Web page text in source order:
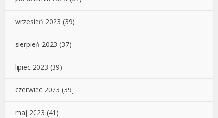
wrzesień 2023 (39)
sierpień 2023 (37)
lipiec 2023 (39)
czerwiec 2023 (39)
maj 2023 (41)